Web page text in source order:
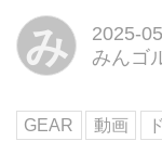
み
2025-
みんゴ
GEAR 動画